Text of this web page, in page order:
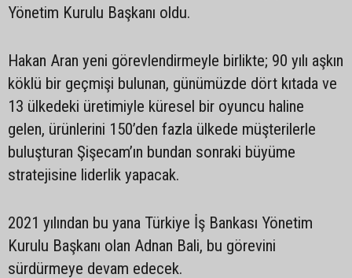
Yönetim Kurulu Başkanı oldu.
Hakan Aran yeni görevlendirmeyle birlikte; 90 yılı aşkın
köklü bir geçmişi bulunan, günümüzde dört kıtada ve
13 ülkedeki üretimiyle küresel bir oyuncu haline
gelen, ürünlerini 150’den fazla ülkede müşterilerle
buluşturan Şişecam’ın bundan sonraki büyüme
stratejisine liderlik yapacak.
2021 yılından bu yana Türkiye İş Bankası Yönetim
Kurulu Başkanı olan Adnan Bali, bu görevini
sürdürmeye devam edecek.